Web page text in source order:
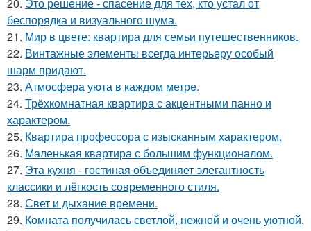
20. Это решение - спасение для тех, кто устал от
беспорядка и визуального шума.
21. Мир в цвете: квартира для семьи путешественников.
22. Винтажные элементы всегда интерьеру особый
шарм придают.
23. Атмосфера уюта в каждом метре.
24. Трёхкомнатная квартира с акцентными панно и
характером.
25. Квартира профессора с изысканным характером.
26. Маленькая квартира с большим функционалом.
27. Эта кухня - гостиная объединяет элегантность
классики и лёгкость современного стиля.
28. Свет и дыхание времени.
29. Комната получилась светлой, нежной и очень уютной.